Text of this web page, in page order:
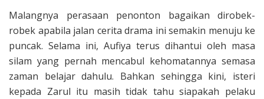
Malangnya perasaan penonton bagaikan dirobek-
robek apabila jalan cerita drama ini semakin menuju ke
puncak. Selama ini, Aufiya terus dihantui oleh masa
silam yang pernah mencabul kehomatannya semasa
zaman belajar dahulu. Bahkan sehingga kini, isteri
kepada Zarul itu masih tidak tahu siapakah pelaku